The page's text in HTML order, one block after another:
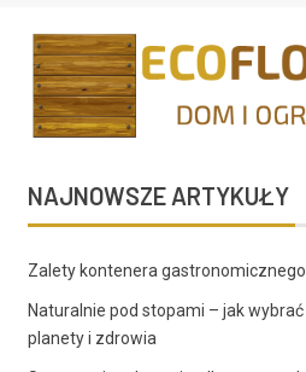
NAJNOWSZE ARTYKUŁY
Zalety kontenera
Naturalnie pod stopami – jak
planety i zdrowia